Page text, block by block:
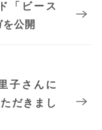
「ビース
公開
子さんに
だきまし